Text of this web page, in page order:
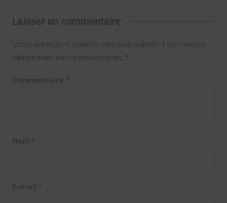
Laisser un commentaire
Votre adresse e-mail ne sera pas publiée. Les champs
obligatoires sont indiqués avec *
Commentaire *
Nom *
E-mail *